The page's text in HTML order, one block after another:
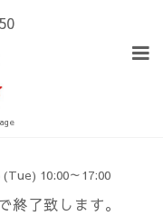
10:00～17:00
終了致します。